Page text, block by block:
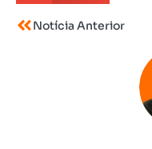
Notícia Anterior